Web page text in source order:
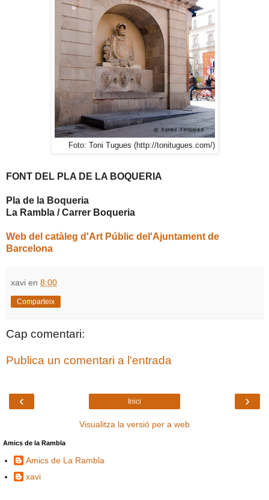
Foto: Toni Tugues (http://tonitugues.com/)
FONT DEL PLA DE LA BOQUERIA
Pla de la Boqueria
La Rambla / Carrer Boqueria
Web del catàleg d'Art Públic del'Ajuntament de
Barcelona
xavi en 8:00
Comparteix
Cap comentari:
Publica un comentari a l'entrada
‹ ›
Inici
Visualitza la versió per a web
Amics de la Rambla
Amics de La Rambla
xavi